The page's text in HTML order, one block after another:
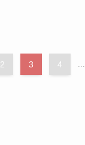
2 3 4 ...